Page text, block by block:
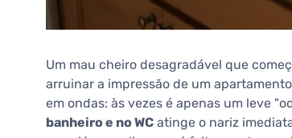
Um mau cheiro desagradável que
arruinar a impressão de um
em ondas: às vezes é apenas um leve
banheiro e no WC atinge o nariz